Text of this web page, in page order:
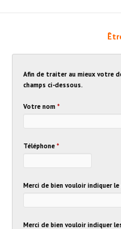
Afin de traiter au mieux votre
champs ci-dessous.
Votre nom *
Téléphone *
Merci de bien vouloir indiquer
Merci de bien vouloir indiquer